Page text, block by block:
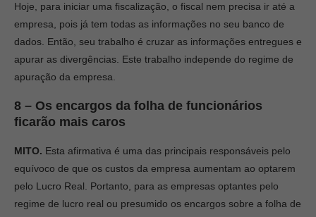
Hoje, para iniciar uma fiscalização, o fiscal nem precisa ir até a
empresa, pois já tem todas as informações no seu banco de
dados. Então, seu trabalho é cruzar as informações entregues e
apurar as divergências. Este trabalho independe do regime de
apuração da empresa.
8 – Os encargos da folha de funcionários
ficarão mais caros
MITO. Esta afirmativa é uma das principais responsáveis pelo
equívoco de que os custos da empresa aumentam ao optarem
pelo Lucro Real. Portanto, para as empresas optantes pelo
regime de lucro real ou presumido os encargos sobre a folha de